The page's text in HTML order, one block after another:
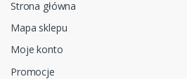
Strona główna
Mapa sklepu
Moje konto
Promocje